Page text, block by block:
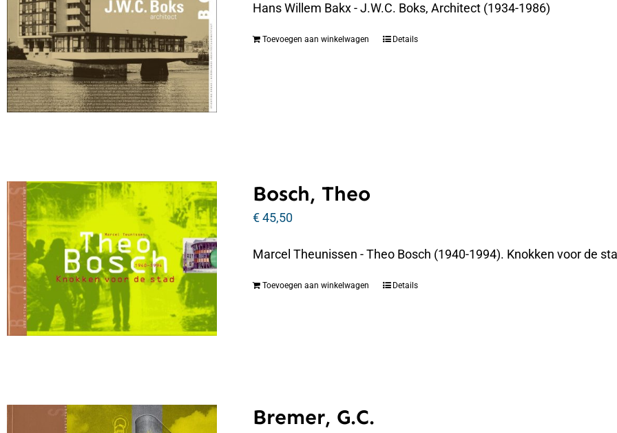
Hans Willem Bakx - J.W.C. Boks, Architect (1934-1986)
Toevoegen aan winkelwagen Details
Bosch, Theo
€45,50
Marcel Theunissen - Theo Bosch (1940-1994). Knokken voor de
Toevoegen aan winkelwagen Details
Bremer, G.C.